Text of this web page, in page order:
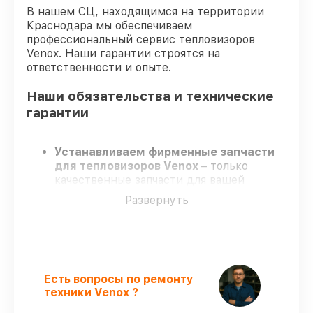
В нашем СЦ, находящимся на территории
Краснодара мы обеспечиваем
профессиональный сервис тепловизоров
Venox. Наши гарантии строятся на
ответственности и опыте.
Наши обязательства и технические
гарантии
Устанавливаем фирменные запчасти
для тепловизоров Venox – только
качественные запчасти для вашей
Сертифицированные мастера
Работаем строго в установленных
заранее временных рамках– ремонт
тепловизоров Venox без бесконечных
Развернуть
Есть вопросы по ремонту
техники Venox ?